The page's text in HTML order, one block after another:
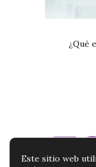
¿Qué
Este sitio web